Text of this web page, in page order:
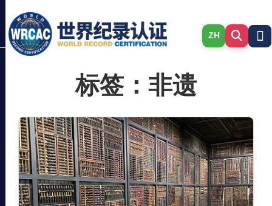
ZH
标签：非遗